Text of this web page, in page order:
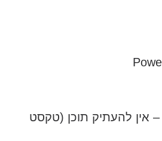
– אין להעתיק תוכן (טקסט